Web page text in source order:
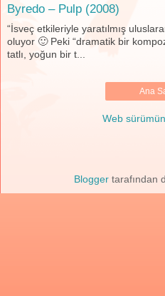
Byredo – Pulp (2008)
“İsveç etkileriyle yaratılmış
oluyor 🙂 Peki “dramatik bir
tatlı, yoğun bir t...
Ana
Web
Bloggertarafından